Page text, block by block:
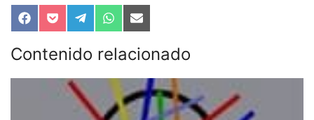
Compartir
en
Facebook
Compartir
en
Pocket
Compartir
en
Telegram
Compartir
en
WhatsApp
Compartir
en
Email
Contenido relacionado